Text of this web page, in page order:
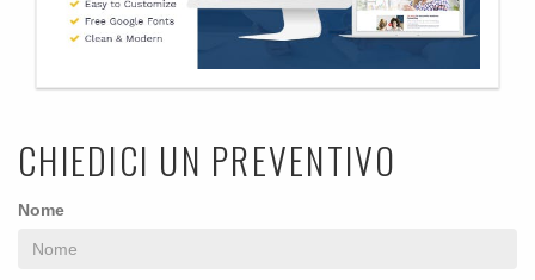
CHIEDICI UN PREVENTIVO
Nome